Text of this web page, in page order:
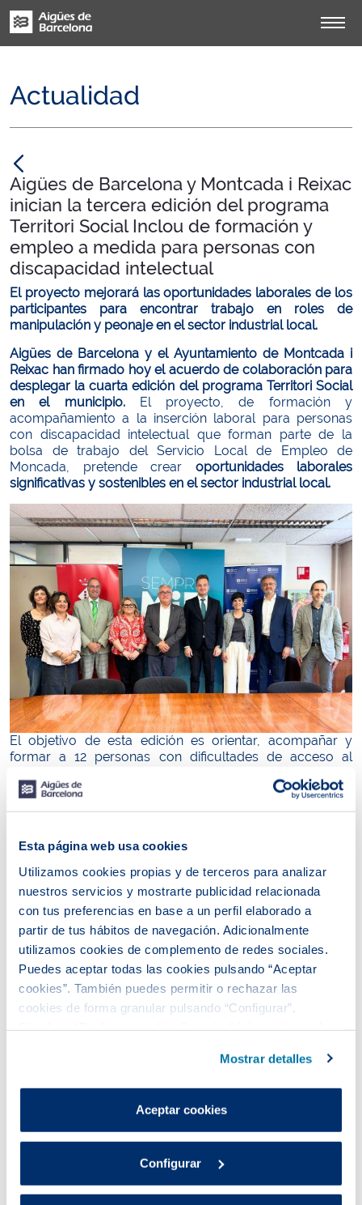
Esta página web usa cookies
Utilizamos cookies propias y de terceros para analizar
nuestros servicios y mostrarte publicidad relacionada
con tus preferencias en base a un perfil elaborado a
partir de tus hábitos de navegación. Adicionalmente
utilizamos cookies de complemento de redes sociales.
Puedes aceptar todas las cookies pulsando “Aceptar
cookies”. También puedes permitir o rechazar las
cookies de forma granular pulsando “Configurar”.
son indispensables para que el sitio web funcione y que
por tanto no se pueden desactivar.
Puedes consultar más información en nuestra
Mostrar detalles
Aceptar cookies
Configurar
Actualidad
Aigües de Barcelona y Montcada i Reixac
inician la tercera edición del programa
Territori Social Inclou de formación y
empleo a medida para personas con
discapacidad intelectual
El proyecto mejorará las oportunidades laborales de los
participantes para encontrar trabajo en roles de
manipulación y peonaje en el sector industrial local.
Aigües de Barcelona y el Ayuntamiento de Montcada i
Reixac han firmado hoy el acuerdo de colaboración para
desplegar la cuarta edición del programa Territori Social
en el municipio.El proyecto, de formación y
acompañamiento a la inserción laboral para personas
con discapacidad intelectual que forman parte de la
bolsa de trabajo del Servicio Local de Empleo de
Moncada, pretende crear oportunidades laborales
significativas y sostenibles en el sector industrial local.
El objetivo de esta edición es orientar, acompañar y
formar a 12 personas con dificultades de acceso al
competencias y de la empleabilidad, especialmente en
municipio.
Este proyecto se enmarca en los objetivos del Plan
Estratégico en el ámbito del desarrollo económico local
y la ocupación de Montcada i Reixac, así como en el Plan
de Acción Social de Aigües de Barcelona 2024-2026.
Este último tiene como objetivo el empoderamiento y la
mejora de las condiciones de vida de las personas en
situación de vulnerabilidad, a través de la colaboración
público-privada y social
, con la cocreación y el impulso
de programas para la mejora de la empleabilidad y la
inserción laboral.
Territori Social, programa de transformación social
Territori Social es un proyecto que se desarrolla de
necesidades de las personas en situación de
vulnerabilidad de cada municipio e impulsando
Aigües de Barcelona ha cocreado proyectos de Territori